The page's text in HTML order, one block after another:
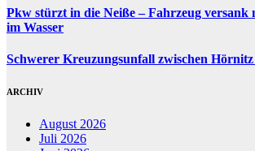
Pkw stürzt in die Neiße – Fahrzeug versank
im Wasser
Schwerer Kreuzungsunfall zwischen
ARCHIV
August 2026
Juli 2026